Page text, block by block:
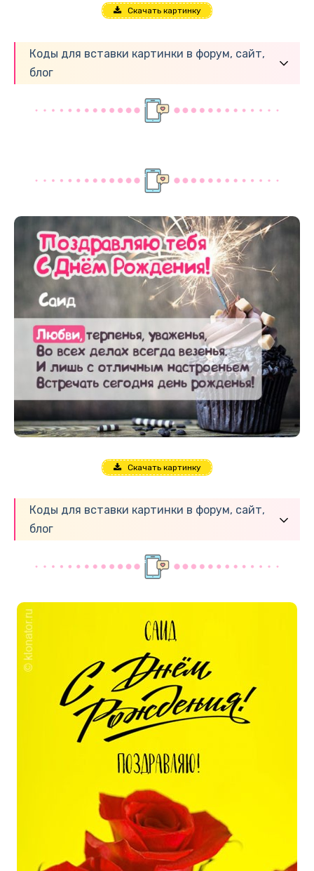
Скачать картинку
Коды для вставки картинки в форум, сайт,
блог
Скачать картинку
Коды для вставки картинки в форум, сайт,
блог